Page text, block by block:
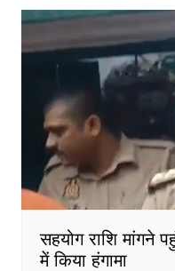
सहयोग राशि मांगने
में किया हंगामा